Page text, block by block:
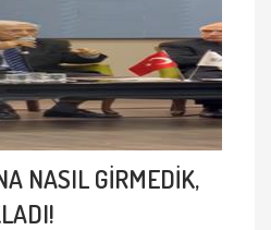
NASIL GİRMEDİK,